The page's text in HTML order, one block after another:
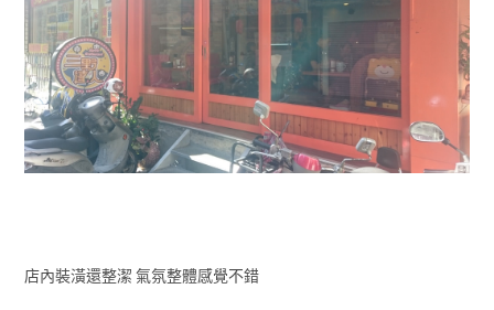
店內裝潢還整潔 氣氛整體感覺不錯